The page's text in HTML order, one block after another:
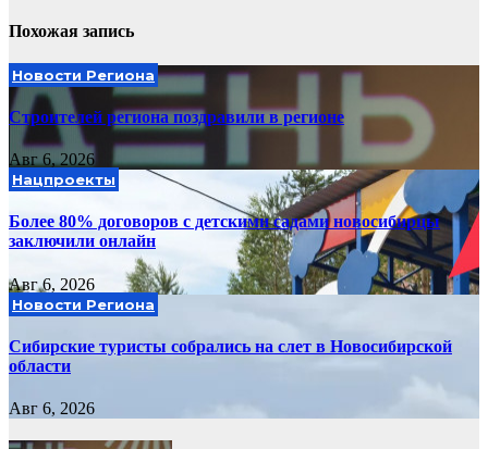
Похожая запись
Новости Региона
Строителей региона поздравили в регионе
Авг 6, 2026
Нацпроекты
Более 80% договоров с детскими садами новосибирцы
заключили онлайн
Авг 6, 2026
Новости Региона
Сибирские туристы собрались на слет в Новосибирской
области
Авг 6, 2026